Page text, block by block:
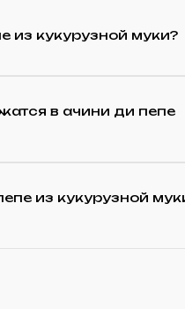
из кукурузной муки?
в ачини ди пепе
из кукурузной